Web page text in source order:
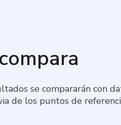
se compararán con
de los puntos de